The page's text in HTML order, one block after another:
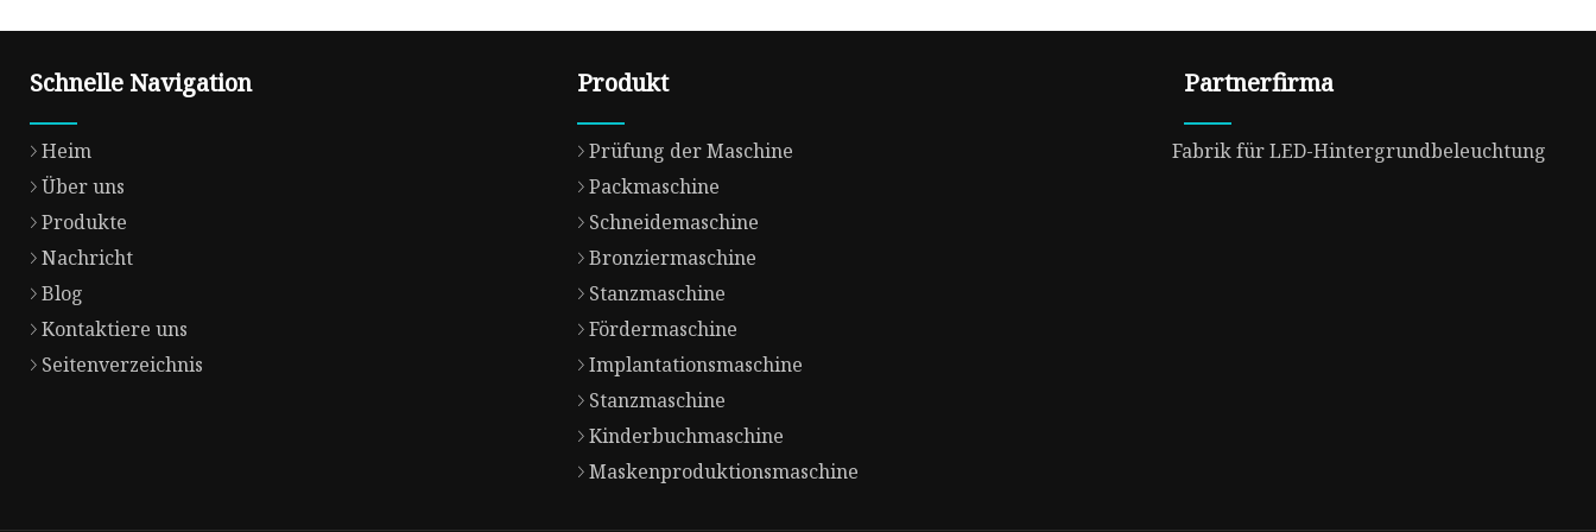
Schnelle Navigation
Heim
Über uns
Produkte
Nachricht
Blog
Kontaktiere uns
Seitenverzeichnis
Produkt
Prüfung der Maschine
Packmaschine
Schneidemaschine
Bronziermaschine
Stanzmaschine
Fördermaschine
Implantationsmaschine
Stanzmaschine
Kinderbuchmaschine
Maskenproduktionsmaschine
Partnerfirma
Fabrik für LED-Hintergrundbeleuchtung